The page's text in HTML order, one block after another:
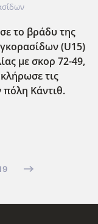
το βράδυ της
(U15)
με σκορ 72-49,
τις
πόλη Κάντιθ.